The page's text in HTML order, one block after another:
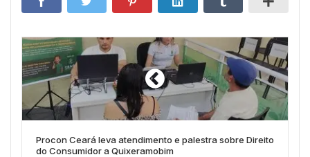
Procon Ceará leva atendimento e palestra sobre Direito
do Consumidor a Quixeramobim